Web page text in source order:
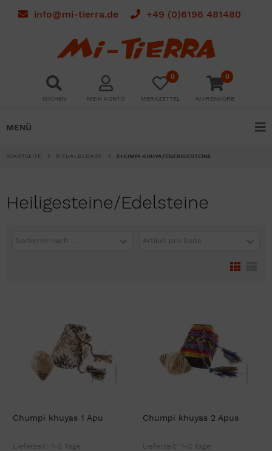
info@mi-tierra.de +49 (0)6196 481480
SUCHEN MEIN KONTO
0
MERKZETTEL
0
WARENKORB
MENÜ
STARTSEITE RITUALBEDARF CHUMPI KHUYA/ENERGIESTEINE
Heiligesteine/Edelsteine
Sortieren nach ... Artikel pro Seite
Chumpi khuyas 1 Apu
Lieferzeit: 1-3 Tage
Chumpi khuyas 2 Apus
Lieferzeit: 1-3 Tage